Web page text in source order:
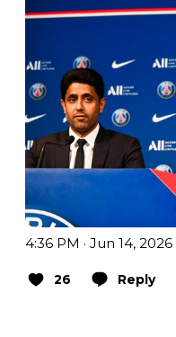
4:36 PM · Jun 14, 2026
26 Reply